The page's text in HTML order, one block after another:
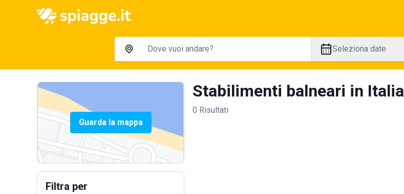
Seleziona date
Guarda la mappa
Filtra per
Stabilimenti balneari in Italia
0 Risultati